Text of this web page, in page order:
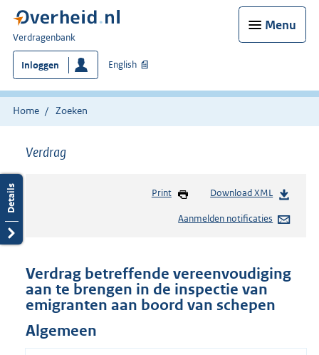
Menu
U
bent
hier:
Verdragenbank
Inloggen English
Home Zoeken
Verdrag
Print Download XML
Aanmelden notificaties
Verdrag betreffende vereenvoudiging
aan te brengen in de inspectie van
emigranten aan boord van schepen
Algemeen